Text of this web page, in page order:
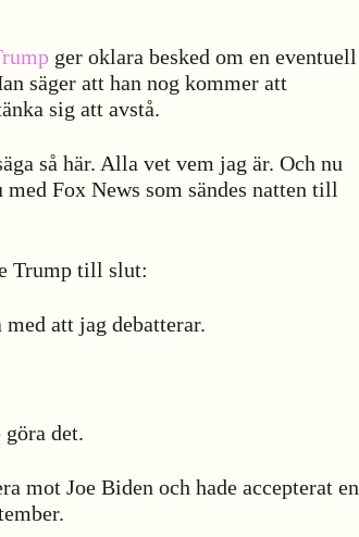
ger oklara besked om en eventuell
säger att han nog kommer att
sig att avstå.
så här. Alla vet vem jag är. Och nu
Fox News som sändes natten till
Trump till slut:
att jag debatterar.
det.
mot Joe Biden och hade accepterat en